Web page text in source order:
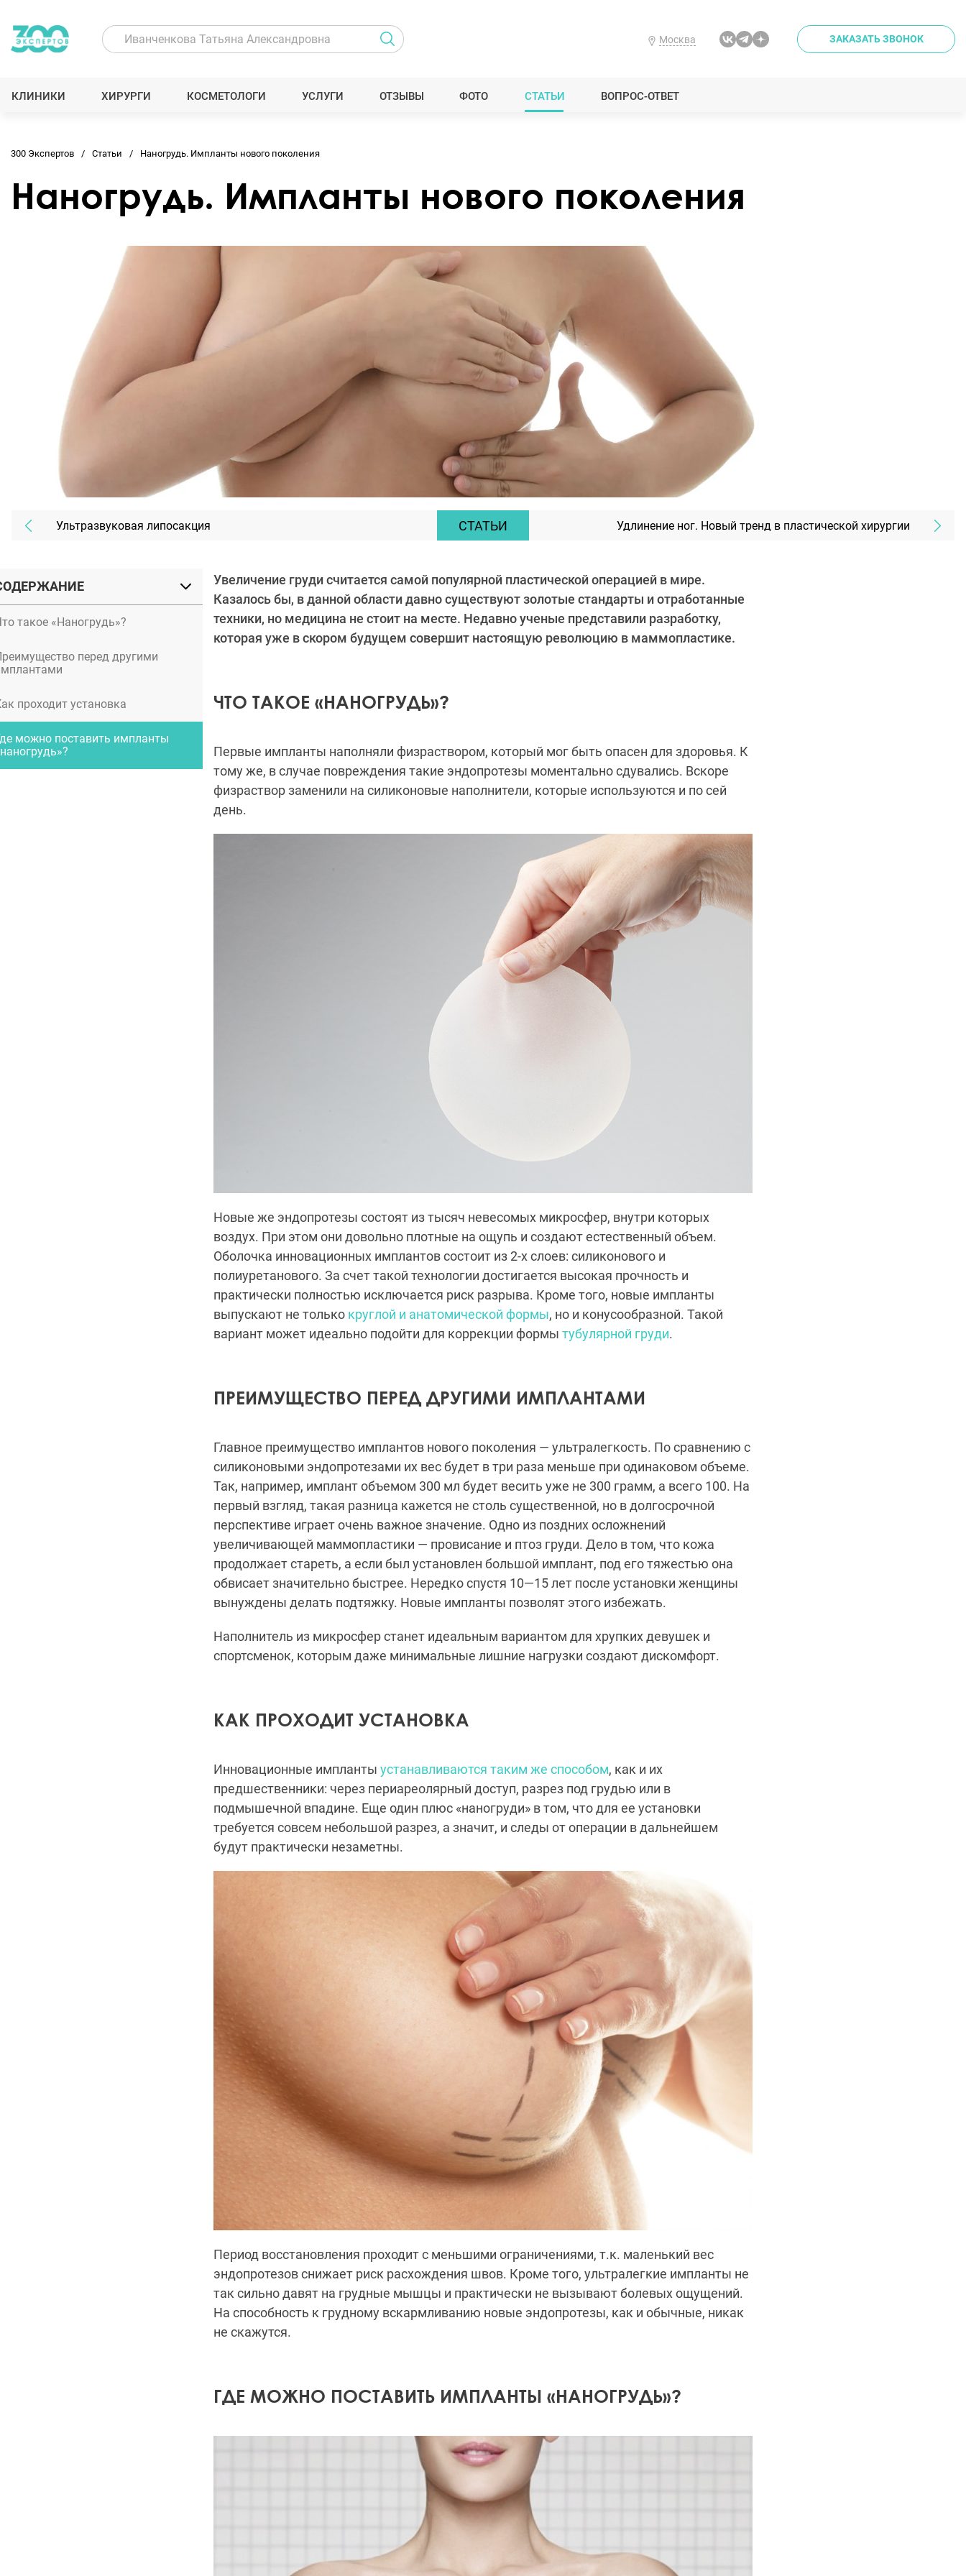
Москва ЗАКАЗАТЬ ЗВОНОК
КЛИНИКИ ХИРУРГИ КОСМЕТОЛОГИ УСЛУГИ ОТЗЫВЫ ФОТО СТАТЬИ ВОПРОС-ОТВЕТ
такое «Наногрудь»?
перед другими
проходит установка
можно поставить импланты
300 Экспертов Статьи Наногрудь. Импланты нового поколения
Наногрудь. Импланты нового поколения
Ультразвуковая липосакция СТАТЬИ Удлинение ног. Новый тренд в пластической хирургии
Увеличение груди считается самой популярной пластической операцией в мире.
Казалось бы, в данной области давно существуют золотые стандарты и отработанные
техники, но медицина не стоит на месте. Недавно ученые представили разработку,
которая уже в скором будущем совершит настоящую революцию в маммопластике.
ЧТО ТАКОЕ «НАНОГРУДЬ»?
Первые импланты наполняли физраствором, который мог быть опасен для здоровья. К
тому же, в случае повреждения такие эндопротезы моментально сдувались. Вскоре
физраствор заменили на силиконовые наполнители, которые используются и по сей
день.
Новые же эндопротезы состоят из тысяч невесомых микросфер, внутри которых
воздух. При этом они довольно плотные на ощупь и создают естественный объем.
Оболочка инновационных имплантов состоит из 2-х слоев: силиконового и
полиуретанового. За счет такой технологии достигается высокая прочность и
практически полностью исключается риск разрыва. Кроме того, новые импланты
выпускают не только круглой и анатомической формы, но и конусообразной. Такой
вариант может идеально подойти для коррекции формы тубулярной груди.
ПРЕИМУЩЕСТВО ПЕРЕД ДРУГИМИ ИМПЛАНТАМИ
Главное преимущество имплантов нового поколения — ультралегкость. По сравнению с
силиконовыми эндопротезами их вес будет в три раза меньше при одинаковом объеме.
Так, например, имплант объемом 300 мл будет весить уже не 300 грамм, а всего 100. На
первый взгляд, такая разница кажется не столь существенной, но в долгосрочной
перспективе играет очень важное значение. Одно из поздних осложнений
увеличивающей маммопластики — провисание и птоз груди. Дело в том, что кожа
продолжает стареть, а если был установлен большой имплант, под его тяжестью она
обвисает значительно быстрее. Нередко спустя 10—15 лет после установки женщины
вынуждены делать подтяжку. Новые импланты позволят этого избежать.
Наполнитель из микросфер станет идеальным вариантом для хрупких девушек и
спортсменок, которым даже минимальные лишние нагрузки создают дискомфорт.
КАК ПРОХОДИТ УСТАНОВКА
Инновационные импланты устанавливаются таким же способом, как и их
предшественники: через периареолярный доступ, разрез под грудью или в
подмышечной впадине. Еще один плюс «наногруди» в том, что для ее установки
требуется совсем небольшой разрез, а значит, и следы от операции в дальнейшем
будут практически незаметны.
Период восстановления проходит с меньшими ограничениями, т.к. маленький вес
эндопротезов снижает риск расхождения швов. Кроме того, ультралегкие импланты не
так сильно давят на грудные мышцы и практически не вызывают болевых ощущений.
На способность к грудному вскармливанию новые эндопротезы, как и обычные, никак
не скажутся.
ГДЕ МОЖНО ПОСТАВИТЬ ИМПЛАНТЫ «НАНОГРУДЬ»?